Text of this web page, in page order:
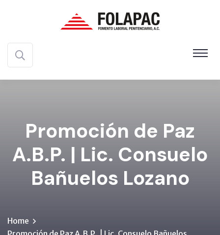
Promoción de Paz
A.B.P. | Lic. Consuelo
Bañuelos Lozano
Home